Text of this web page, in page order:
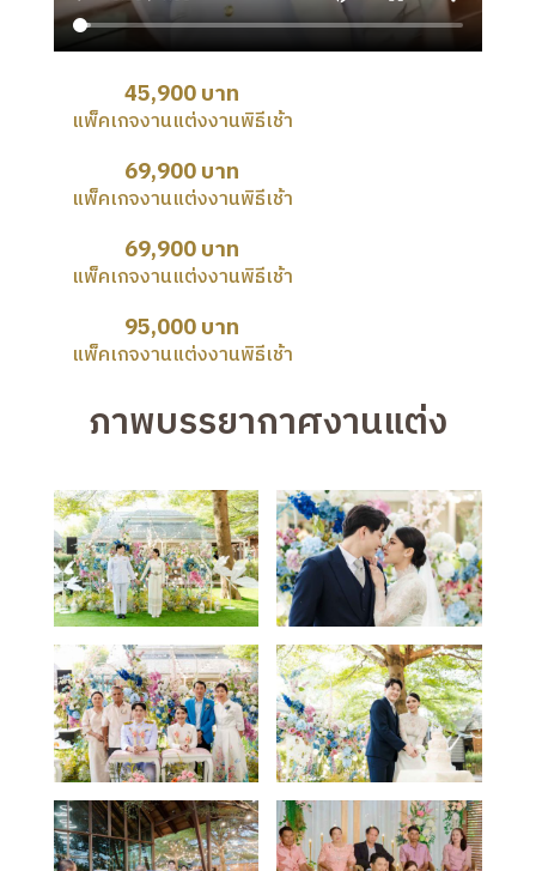
45,900 บาท
แพ็คเกจงานแต่งงานพิธีเช้า
69,900 บาท
แพ็คเกจงานแต่งงานพิธีเช้า
69,900 บาท
แพ็คเกจงานแต่งงานพิธีเช้า
95,000 บาท
แพ็คเกจงานแต่งงานพิธีเช้า
ภาพบรรยากาศงานแต่ง